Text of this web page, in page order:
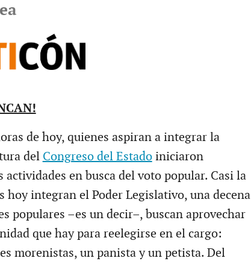
de hoy, quienes aspiran a integrar la
del Congreso del Estadoiniciaron
actividades en busca del voto popular. Casi la
hoy integran el Poder Legislativo, una decena
populares –es un decir–, buscan aprovechar
que hay para reelegirse en el cargo:
morenistas, un panista y un petista. Del